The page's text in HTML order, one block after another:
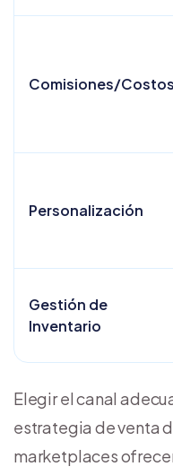
Comisiones/Costos
Personalización
Gestión de
Inventario
Elegir el canal
estrategia de venta
marketplaces